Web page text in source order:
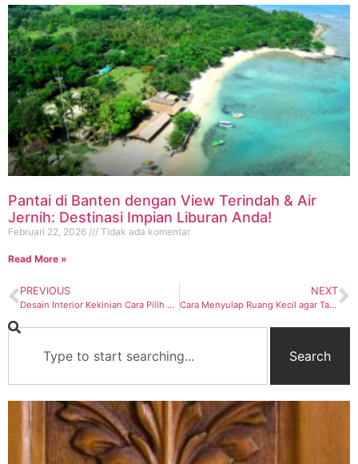
Pantai di Banten dengan View Terindah & Air
Jernih: Destinasi Impian Liburan Anda!
Februari 22, 2026 Tidak ada komentar
Read More »
PREVIOUS
Desain Interior Kekinian Cara Pilih Sofa yang Bikin Betah di Rumah
NEXT
Cara Menyulap Ruang Kecil agar Tampak Luas dengan Furniture Tepat
Search